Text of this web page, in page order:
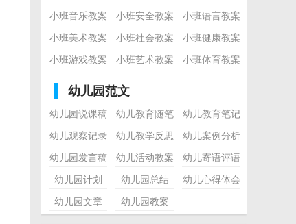
小班音乐教案
小班安全教案
小班语言教案
小班美术教案
小班社会教案
小班健康教案
小班游戏教案
小班艺术教案 小班体育教案
幼儿园范文
幼儿园说课稿 幼儿教育随笔
幼儿教育笔记
幼儿观察记录
幼儿教学反思
幼儿案例分析
幼儿园发言稿
幼儿活动教案
幼儿寄语评语
幼儿园计划
幼儿园总结
幼儿心得体会
幼儿园文章
幼儿园教案